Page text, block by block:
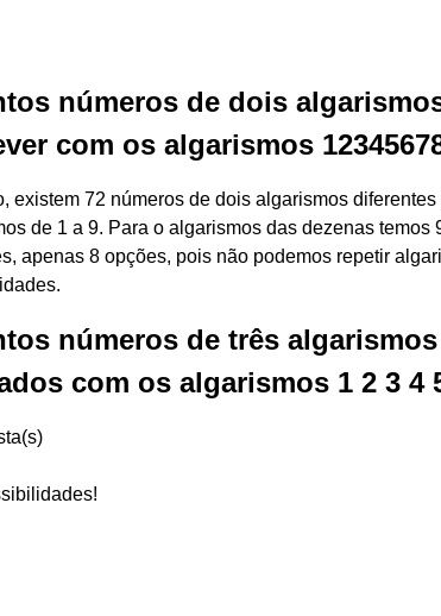
números de dois
com os algarismos
existem 72 números de dois algarismos
de 1 a 9. Para o algarismos das dezenas temos
apenas 8 opções, pois não podemos repetir
números de três
com os algarismos 1 2 3 4